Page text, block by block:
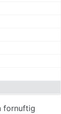
fornuftig